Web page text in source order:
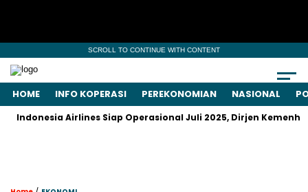
SCROLL TO CONTINUE WITH CONTENT
HOME INFO KOPERASI PEREKONOMIAN NASIONAL
Airlines Siap Operasional Juli 2025, Dirjen Kemenhub